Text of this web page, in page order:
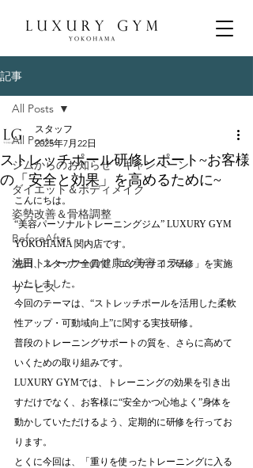
記事
All Posts
ジムからのお知らせ・キャンペーン
ダイエット＆ボディメイク
姿勢改善＆骨格調整
BeforeAfter
池田トレーナーの健康＆美容コラム
サービス
All Posts
ストレッチポール研修レポート~お客様
の「安全と効果」を高めるために~
スタッフ
2025年7月22日
こんにちは。
“美容パーソナルトレーニングジム” LUXURY GYM
YOKOHAMA 関内店です。
先日、スタッフ全員で「エクササイズ研修」を実施
いたしました。
今回のテーマは、“ストレッチポールを活用した柔軟
性アップ・可動域向上”に関する実技研修。
普段のトレーニングサポートの質を、さらに高めて
いくための取り組みです。
LUXURY GYMでは、トレーニングの効果を引き出
すだけでなく、お客様に“安全かつ心地よく”身体を
動かしていただけるよう、定期的に研修を行ってお
ります。
とくに今回は、「重りを使ったトレーニングに入る